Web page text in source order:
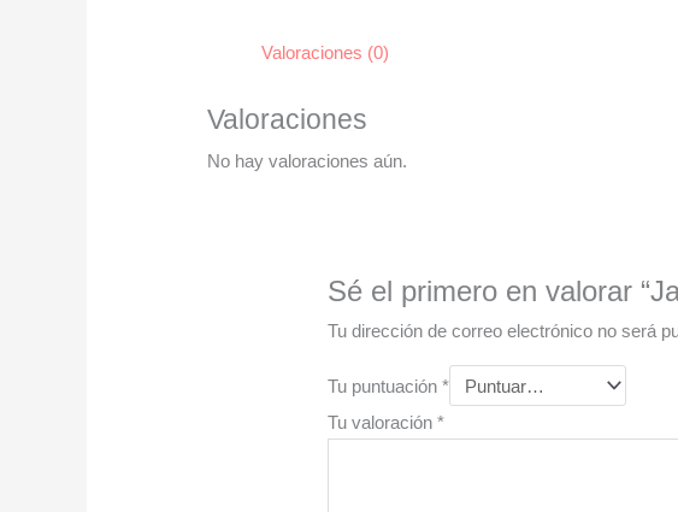
Valoraciones (0)
Valoraciones
No hay valoraciones aún.
Sé el primero en valorar
Tu dirección de correo electrónico no será
Tu puntuación*
Tu valoración*